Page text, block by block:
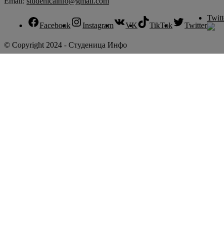
Facebook Instagram VK TikTok Twitter
© Copyright 2024 - Студеница Инфо